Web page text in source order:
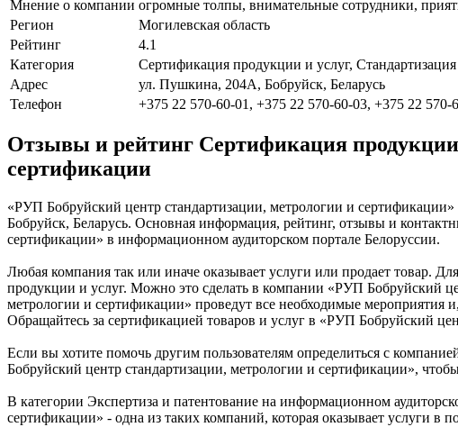
Мнение о компании огромные толпы, внимательные сотрудники,
Регион
Могилевская область
Рейтинг
4.1
Категория
Сертификация продукции и услуг,
Адрес
ул. Пушкина, 204А, Бобруйск, Беларусь
Телефон
+375 22 570-60-01, +375 22 570-60-03, +375 22 570-
Отзывы и рейтинг Сертификация
сертификации
«РУП Бобруйский центр стандартизации, метрологии и
Бобруйск, Беларусь. Основная информация, рейтинг, отзывы и
сертификации» в информационном аудиторском портале Белоруссии.
Любая компания так или иначе оказывает услуги или продает товар.
продукции и услуг. Можно это сделать в компании «РУП Бобруйский
метрологии и сертификации» проведут все необходимые мероприятия
Обращайтесь за сертификацией товаров и услуг в «РУП Бобруйский
Если вы хотите помочь другим пользователям определиться с
Бобруйский центр стандартизации, метрологии и сертификации»,
В категории Экспертиза и патентование на информационном
сертификации» - одна из таких компаний, которая оказывает услуги в